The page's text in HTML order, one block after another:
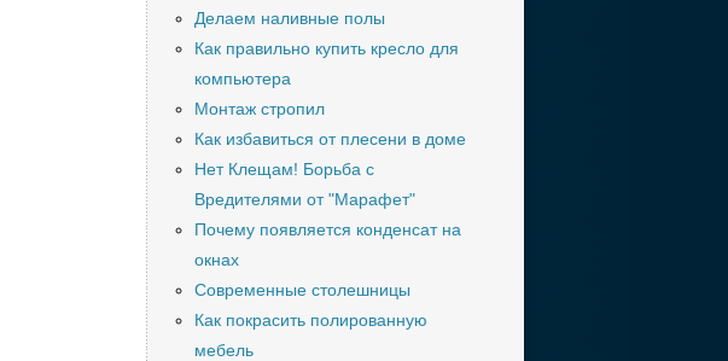
Делаем наливные полы
Как правильно купить кресло для
компьютера
Монтаж стропил
Как избавиться от плесени в доме
Нет Клещам! Борьба с
Вредителями от "Марафет"
Почему появляется конденсат на
окнах
Современные столешницы
Как покрасить полированную
мебель